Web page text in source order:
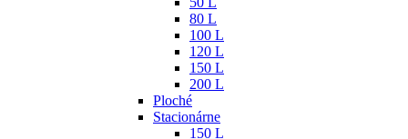
80 L
100 L
120 L
150 L
200 L
Ploché
Stacionárne
150 L